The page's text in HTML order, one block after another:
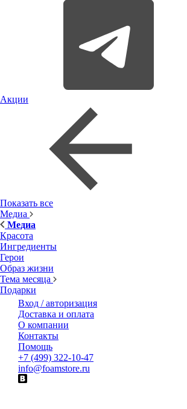
Акции
Показать все
Медиа
Медиа
Красота
Ингредиенты
Герои
Образ жизни
Тема месяца
Подарки
Вход / авторизация
Доставка и оплата
О компании
Контакты
Помощь
+7 (499) 322-10-47
info@foamstore.ru